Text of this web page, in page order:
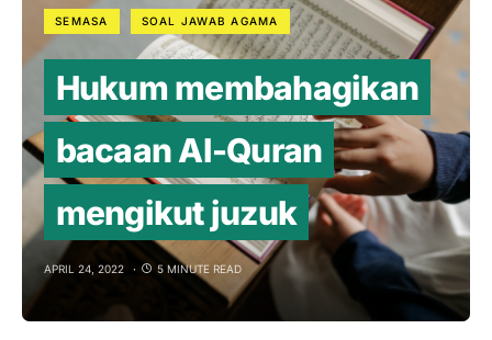
SEMASA SOAL JAWAB AGAMA
Hukum membahagikan
bacaan Al-Quran
mengikut juzuk
APRIL 24, 2022 5 MINUTE READ